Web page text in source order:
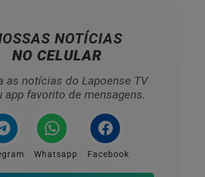
NOTÍCIAS
NO CELULAR
as notícias do Lapoense TV
app favorito de mensagens.
Whatsapp Facebook